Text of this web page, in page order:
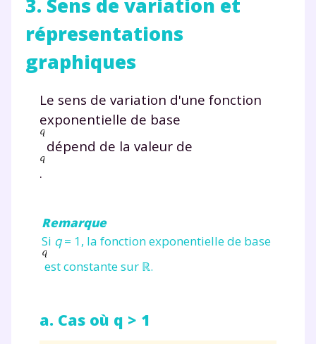
3. Sens de variation et
répresentations
graphiques
Le sens de variation d'une fonction
exponentielle de base
dépend de la valeur de
.
Remarque
Si q= 1, la fonction exponentielle de base
est constante sur ℝ.
a. Cas où q > 1